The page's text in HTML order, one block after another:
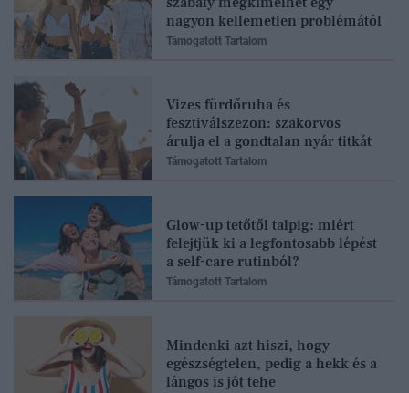
nagyon kellemetlen problémától
Támogatott Tartalom
Vizes fürdőruha és
fesztiválszezon: szakorvos
árulja el a gondtalan nyár titkát
Támogatott Tartalom
Glow-up tetőtől talpig: miért
felejtjük ki a legfontosabb lépést
a self-care rutinból?
Támogatott Tartalom
Mindenki azt hiszi, hogy
egészségtelen, pedig a hekk és a
lángos is jót tehe